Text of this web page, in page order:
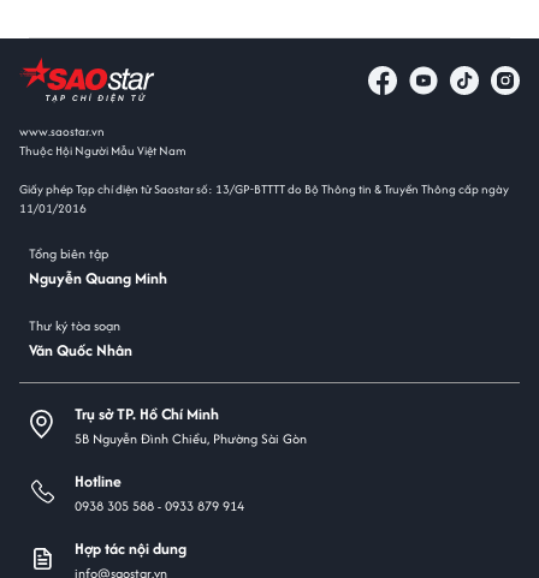
www.saostar.vn
Thuộc Hội Người Mẫu Việt Nam
Giấy phép Tạp chí điện tử Saostar số: 13/GP-BTTTT do Bộ Thông tin & Truyền Thông cấp ngày
11/01/2016
Tổng biên tập
Nguyễn Quang Minh
Thư ký tòa soạn
Văn Quốc Nhân
Trụ sở TP. Hồ Chí Minh
5B Nguyễn Đình Chiểu, Phường Sài Gòn
Hotline
0938 305 588 -0933 879 914
Hợp tác nội dung
info@saostar.vn